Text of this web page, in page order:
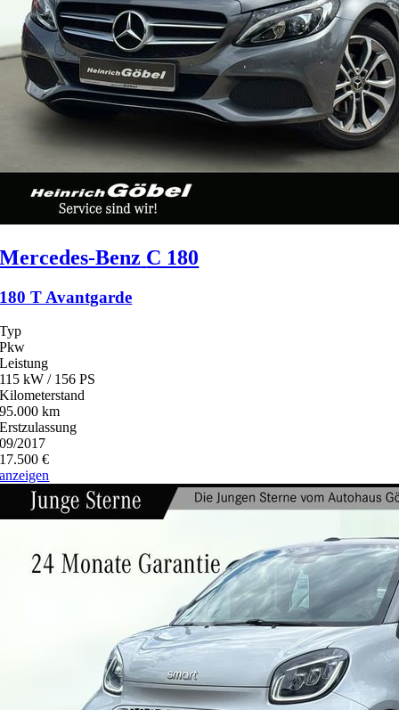
Mercedes-Benz C 180
180 T Avantgarde
Typ
Pkw
Leistung
115 kW / 156 PS
Kilometerstand
95.000 km
Erstzulassung
09/2017
17.500 €
anzeigen